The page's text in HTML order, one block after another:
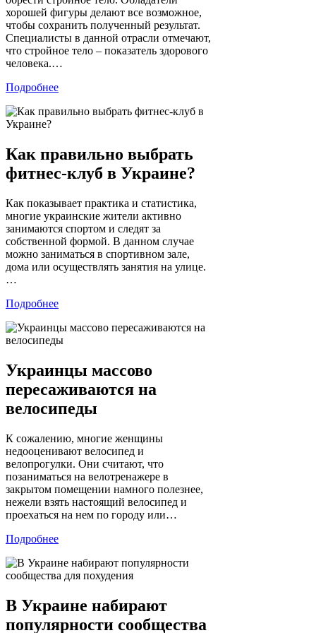
хорошей фигуры делают все возможное,
чтобы сохранить полученный результат.
Специалисты в данной отрасли отмечают,
что стройное тело – показатель здорового
человека.…
Подробнее
Как правильно выбрать
фитнес-клуб в Украине?
Как показывает практика и статистика,
многие украинские жители активно
занимаются спортом и следят за
собственной формой. В данном случае
можно заниматься в спортивном зале,
дома или осуществлять занятия на улице.
…
Подробнее
Украинцы массово
пересаживаются на
велосипеды
К сожалению, многие женщины
недооценивают велосипед и
велопрогулки. Они считают, что
позаниматься на велотренажере в
закрытом помещении намного полезнее,
нежели взять настоящий велосипед и
проехаться на нем по городу или…
Подробнее
В Украине набирают
популярности сообщества